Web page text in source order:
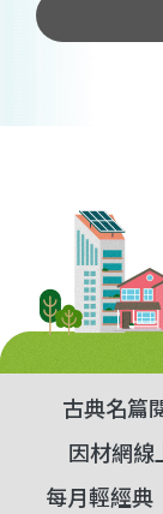
古典名篇
因材網線
每月輕經典